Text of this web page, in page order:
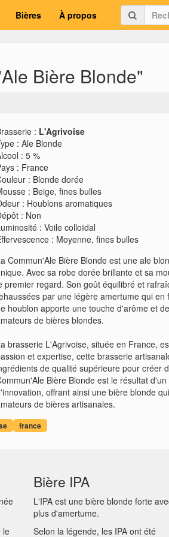
Bières À propos
Bière Blonde"
: L'Agrivoise
:Ale Blonde
:5 %
: France
: Blonde dorée
: Beige, fines bulles
: Houblons aromatiques
: Non
:Voile colloïdal
: Moyenne, fines bulles
Commun'Ale Bière Blonde est une ale
Avec sa robe dorée brillante et sa
premier regard. Son goût équilibré et
par une légère amertume qui
houblon apporte une touche d'arôme et
de bières blondes.
brasserie L'Agrivoise, située en France,
et expertise, cette brasserie
de qualité supérieure pour créer
Bière Blonde est le résultat
offrant ainsi une bière blonde
de bières artisanales.
france
le
Bière IPA
L'IPA est une bière blonde forte
plus d'amertume.
Selon la légende, les IPA ont été